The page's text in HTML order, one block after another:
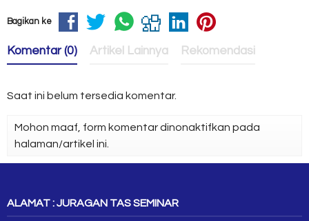
Bagikan ke
Komentar (0) Artikel Lainnya Rekomendasi
Saat ini belum tersedia komentar.
Mohon maaf, form komentar dinonaktifkan pada
halaman/artikel ini.
ALAMAT : JURAGAN TAS SEMINAR